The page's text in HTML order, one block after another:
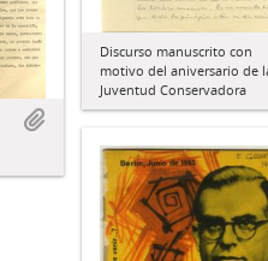
Discurso manuscrito con
motivo del aniversario de
Juventud Conservadora